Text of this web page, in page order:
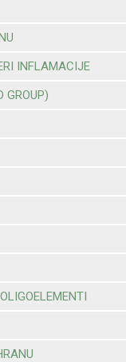
INFLAMACIJE
GROUP)